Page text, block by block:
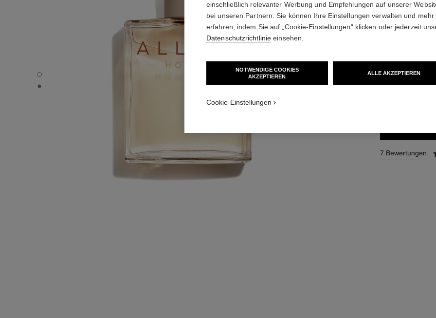
ALLURE HOMME - Standardansicht
ALLURE HOMME - Alternative Ansicht 1
Eau de Toilette
Weitere Details
3 GRÖSSEN
7 Bewertungen
einschließlich relevanter Werbung und Empfehlungen auf unserer
bei unseren Partnern. Sie können Ihre Einstellungen verwalten und mehr
erfahren, indem Sie auf „Cookie-Einstellungen“ klicken oder jederzeit
Datenschutzrichtlinie einsehen.
NOTWENDIGE COOKIES
AKZEPTIEREN​
ALLE AKZEPTIEREN
Cookie-Einstellungen